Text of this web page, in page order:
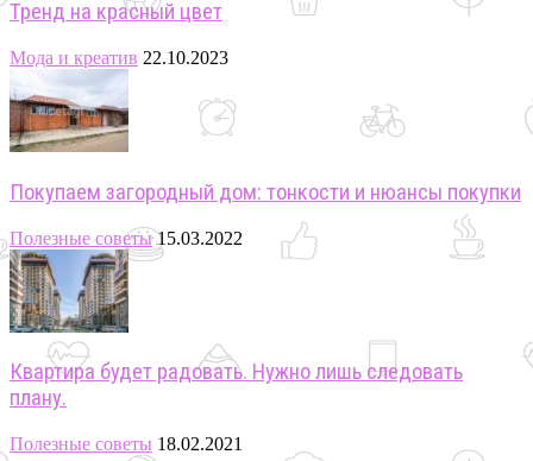
Тренд на красный цвет
Мода и креатив 22.10.2023
Покупаем загородный дом: тонкости и нюансы покупки
Полезные советы 15.03.2022
Квартира будет радовать. Нужно лишь следовать
плану.
Полезные советы 18.02.2021